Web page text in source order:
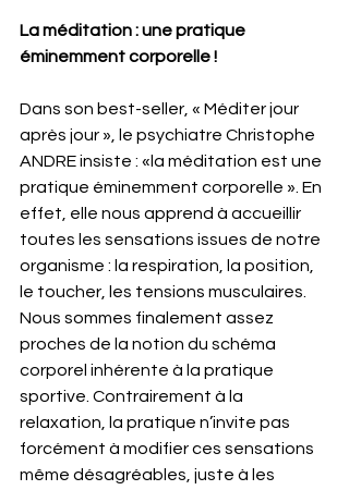
La méditation : une pratique
éminemment corporelle !
Dans son best-seller, « Méditer jour
après jour », le psychiatre Christophe
ANDRE insiste : «la méditation est une
pratique éminemment corporelle ». En
effet, elle nous apprend à accueillir
toutes les sensations issues de notre
organisme : la respiration, la position,
le toucher, les tensions musculaires.
Nous sommes finalement assez
proches de la notion du schéma
corporel inhérente à la pratique
sportive. Contrairement à la
relaxation, la pratique n’invite pas
forcément à modifier ces sensations
même désagréables, juste à les